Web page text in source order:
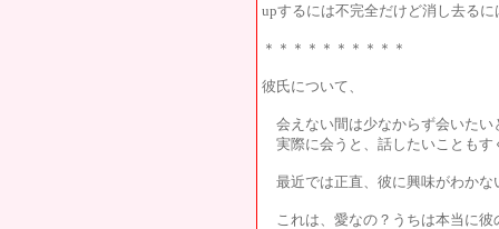
upするには不完全だけど消し去る
＊＊＊＊＊＊＊＊＊＊
彼氏について、
会えない間は少なからず会いたい
実際に会うと、話したいこともす
最近では正直、彼に興味がわかな
これは、愛なの？うちは本当に彼